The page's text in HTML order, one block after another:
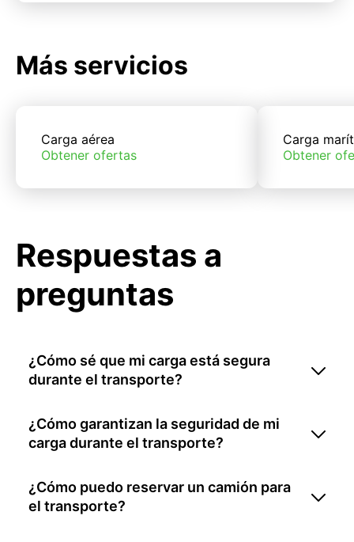
Más servicios
Carga aérea
Obtener ofertas
Carga
Obtener
Respuestas a
preguntas
¿Cómo sé que mi carga está segura
durante el transporte?
¿Cómo garantizan la seguridad de mi
carga durante el transporte?
¿Cómo puedo reservar un camión para
el transporte?